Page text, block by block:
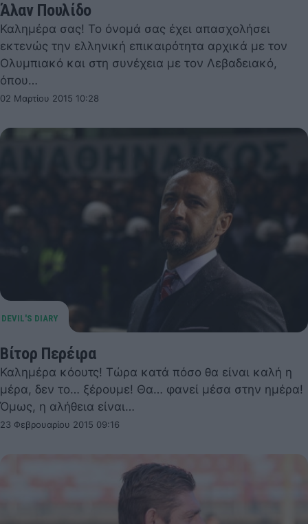
Άλαν Πουλίδο
Καλημέρα σας! Το όνομά σας έχει απασχολήσει
εκτενώς την ελληνική επικαιρότητα αρχικά με τον
Ολυμπιακό και στη συνέχεια με τον Λεβαδειακό,
όπου…
02 Μαρτίου 2015 10:28
Βίτορ Περέιρα
Καλημέρα κόουτς! Τώρα κατά πόσο θα είναι καλή η
μέρα, δεν το… ξέρουμε! Θα… φανεί μέσα στην ημέρα!
Όμως, η αλήθεια είναι…
23 Φεβρουαρίου 2015 09:16